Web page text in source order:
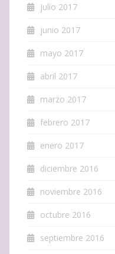
julio 2017
junio 2017
mayo 2017
abril 2017
marzo 2017
febrero 2017
enero 2017
diciembre 2016
noviembre 2016
octubre 2016
septiembre 2016